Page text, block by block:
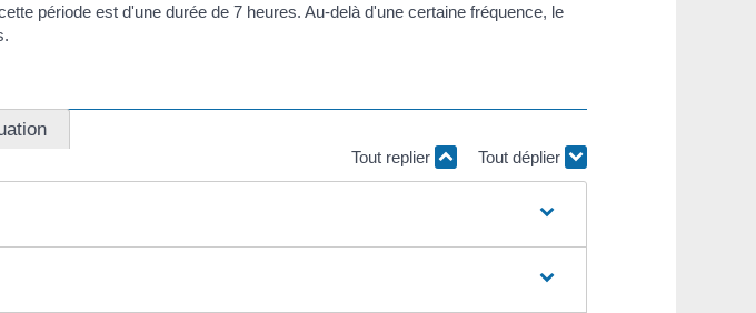
période est d'une durée de 7 heures. Au-delà d'une certaine fréquence, le
Tout replier Tout déplier